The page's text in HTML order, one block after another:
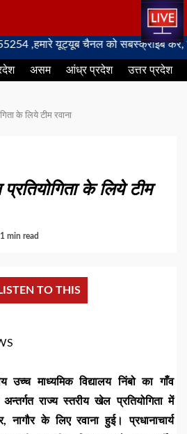
यूट्यूब चैनल को सबस्क्राइब करें, साथ
असम आंध्र प्रदेश उत्तर प्रदेश
के लिये टीम रवाना
के लिये टीम
1 min read
LISTEN TO THIS
उच्च माध्यमिक विद्यालय निंबो का गाँव
राज्य स्तरीय खेल प्रतियोगिता में
नागौर के लिए रवाना हुई। प्रधानाचार्य